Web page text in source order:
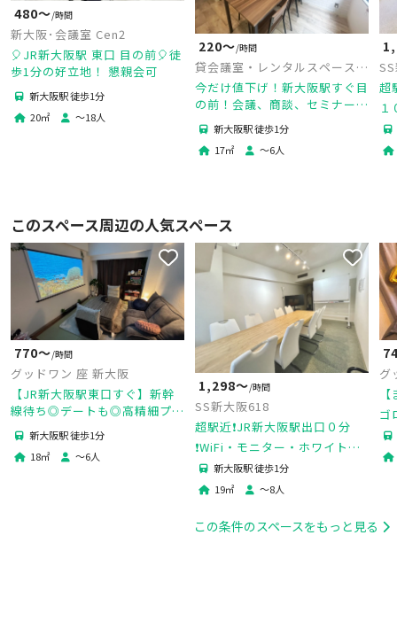
480〜/時間
新大阪･会議室 Cen2
🎈JR新大阪駅 東口 目の前🎈徒
歩1分の好立地！ 懇親会可
新大阪駅 徒歩1分
20㎡ 〜18人
220〜/時間
貸会議室・レンタルスペースプ
レジール911
今だけ値下げ！新大阪駅すぐ目
の前！会議、商談、セミナーや
打合せ、コワーキングに。WiFi
完備！★2024年1月床リフォー
ム済み★
新大阪駅 徒歩1分
17㎡ 〜6人
超
出
このスペース周辺の人気スペース
770〜/時間
グッドワン 座 新大阪
【JR新大阪駅東口すぐ】新幹
線待ち◎デートも◎高精細プロ
ジェクター＆84㌅スクリーン
にドルビー音質サウンドバー、
未成年🆗防犯カメラ🈚️
新大阪駅 徒歩1分
18㎡ 〜6人
1,298〜/時間
SS新大阪618
超駅近❗️JR新大阪駅出口０分
❗️WiFi・モニター・ホワイトボ
ード無料貸出❗️会議/撮影/勉強
会/面接/接待
新大阪駅 徒歩1分
19㎡ 〜8人
グ
ゴ
この条件のスペースをもっと見る